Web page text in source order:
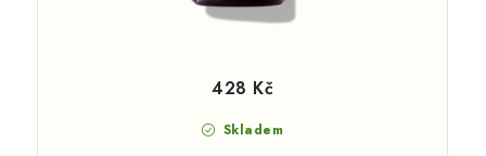
Skladem
428 Kč